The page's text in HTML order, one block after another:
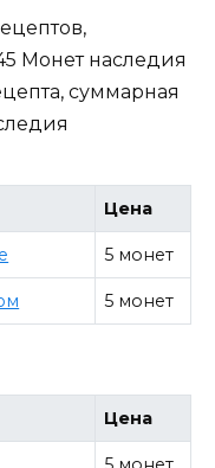
Монет наследия
суммарная
Цена
5 монет
5 монет
Цена